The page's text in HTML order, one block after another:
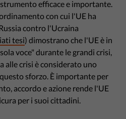
strumento efficace e importante.
con cui l'UE ha
contro l'Ucraina
tesi) dimostrano che l'UE è in
voce" durante le grandi crisi,
alle crisi è considerato uno
sforzo. È importante per
accordo e azione rende l'UE
per i suoi cittadini.